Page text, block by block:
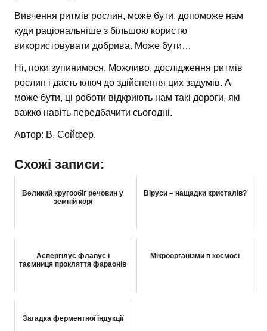
Вивчення ритмів рослин, може бути, допоможе нам
куди раціональніше з більшою користю
використовувати добрива. Може бути…
Ні, поки зупинимося. Можливо, дослідження ритмів
рослин і дасть ключ до здійснення цих задумів. А
може бути, ці роботи відкриють нам такі дороги, які
важко навіть передбачити сьогодні.
Автор: В. Сойфер.
Схожі записи:
Великий кругообіг речовин у
земній корі
Віруси – нащадки кристалів?
Аспергілус флавус і
таємниця прокляття фараонів
Мікроорганізми в космосі
Загадка ферментної індукції